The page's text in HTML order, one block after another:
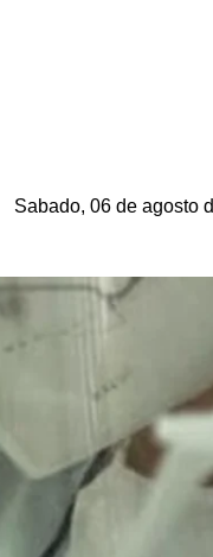
Sabado, 06 de agosto